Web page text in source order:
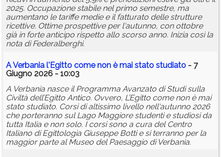
2025. Occupazione stabile nel primo semestre, ma
aumentano le tariffe medie e il fatturato delle strutture
ricettive. Ottime prospettive per l'autunno, con ottobre
già in forte anticipo rispetto allo scorso anno. Inizia così la
nota di Federalberghi.
A Verbania l'Egitto come non è mai stato studiato - 7
Giugno 2026 - 10:03
A Verbania nasce il Programma Avanzato di Studi sulla
Civiltà dell’Egitto Antico. Ovvero, L’Egitto come non è mai
stato studiato. Corsi di altissimo livello nell'autunno 2026
che porteranno sul Lago Maggiore studenti e studiosi da
tutta Italia e non solo. I corsi sono a cura del Centro
Italiano di Egittologia Giuseppe Botti e si terranno per la
maggior parte al Museo del Paesaggio di Verbania.